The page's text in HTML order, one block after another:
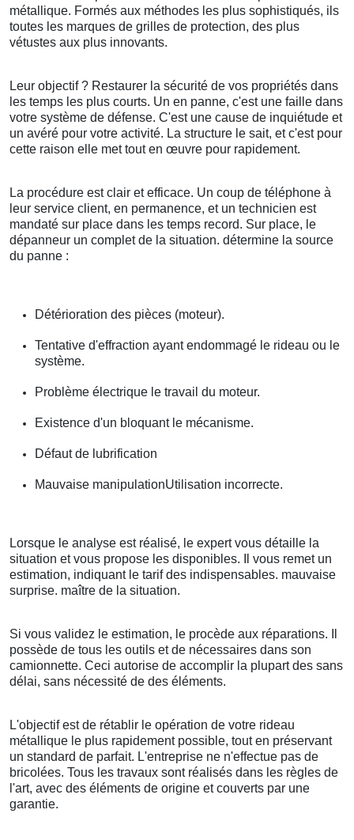
métallique. Formés aux méthodes les plus sophistiqués, ils
toutes les marques de grilles de protection, des plus
vétustes aux plus innovants.
Leur objectif ? Restaurer la sécurité de vos propriétés dans
les temps les plus courts. Un en panne, c'est une faille dans
votre système de défense. C'est une cause de inquiétude et
un avéré pour votre activité. La structure le sait, et c'est pour
cette raison elle met tout en œuvre pour rapidement.
La procédure est clair et efficace. Un coup de téléphone à
leur service client, en permanence, et un technicien est
mandaté sur place dans les temps record. Sur place, le
dépanneur un complet de la situation. détermine la source
du panne :
Détérioration des pièces (moteur).
Tentative d'effraction ayant endommagé le rideau ou le
système.
Problème électrique le travail du moteur.
Existence d'un bloquant le mécanisme.
Défaut de lubrification
Mauvaise manipulationUtilisation incorrecte.
Lorsque le analyse est réalisé, le expert vous détaille la
situation et vous propose les disponibles. Il vous remet un
estimation, indiquant le tarif des indispensables. mauvaise
surprise. maître de la situation.
Si vous validez le estimation, le procède aux réparations. Il
possède de tous les outils et de nécessaires dans son
camionnette. Ceci autorise de accomplir la plupart des sans
délai, sans nécessité de des éléments.
L'objectif est de rétablir le opération de votre rideau
métallique le plus rapidement possible, tout en préservant
un standard de parfait. L'entreprise ne n'effectue pas de
bricolées. Tous les travaux sont réalisés dans les règles de
l'art, avec des éléments de origine et couverts par une
garantie.